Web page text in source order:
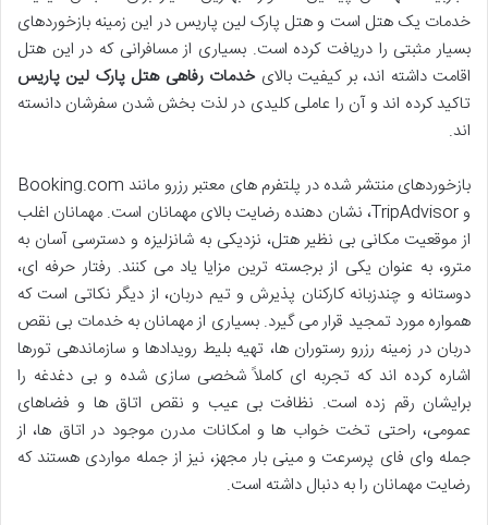
خدمات یک هتل است و هتل پارک لین پاریس در این زمینه بازخوردهای
بسیار مثبتی را دریافت کرده است. بسیاری از مسافرانی که در این هتل
اقامت داشته اند، بر کیفیت بالایخدمات رفاهی هتل پارک لین پاریس
تاکید کرده اند و آن را عاملی کلیدی در لذت بخش شدن سفرشان دانسته
اند.
بازخوردهای منتشر شده در پلتفرم های معتبر رزرو مانند Booking.com
و TripAdvisor، نشان دهنده رضایت بالای مهمانان است. مهمانان اغلب
از موقعیت مکانی بی نظیر هتل، نزدیکی به شانزلیزه و دسترسی آسان به
مترو، به عنوان یکی از برجسته ترین مزایا یاد می کنند. رفتار حرفه ای،
دوستانه و چندزبانه کارکنان پذیرش و تیم دربان، از دیگر نکاتی است که
همواره مورد تمجید قرار می گیرد. بسیاری از مهمانان به خدمات بی نقص
دربان در زمینه رزرو رستوران ها، تهیه بلیط رویدادها و سازماندهی تورها
اشاره کرده اند که تجربه ای کاملاً شخصی سازی شده و بی دغدغه را
برایشان رقم زده است. نظافت بی عیب و نقص اتاق ها و فضاهای
عمومی، راحتی تخت خواب ها و امکانات مدرن موجود در اتاق ها، از
جمله وای فای پرسرعت و مینی بار مجهز، نیز از جمله مواردی هستند که
رضایت مهمانان را به دنبال داشته است.